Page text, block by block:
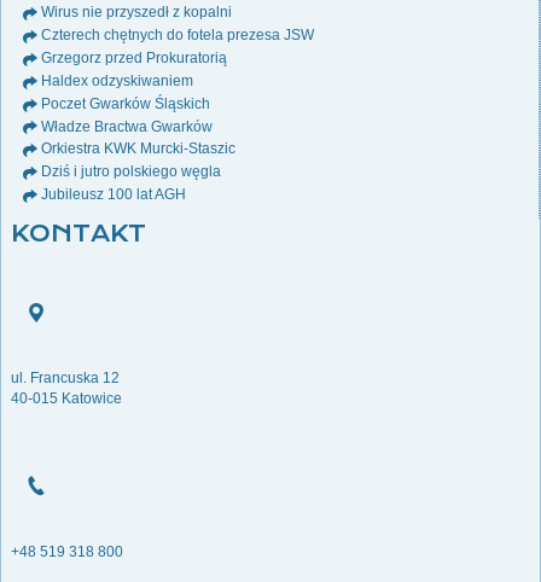
Wirus nie przyszedł z kopalni
Czterech chętnych do fotela prezesa JSW
Grzegorz przed Prokuratorią
Haldex odzyskiwaniem
Poczet Gwarków Śląskich
Władze Bractwa Gwarków
Orkiestra KWK Murcki-Staszic
Dziś i jutro polskiego węgla
Jubileusz 100 lat AGH
KONTAKT
ul. Francuska 12
40-015 Katowice
+48 519 318 800